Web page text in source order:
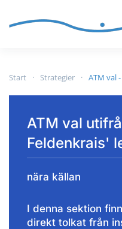
Skip to main
Start Strategier ATM val
ATM val
Feldenkrais'
nära källan
I denna sektion
direkt tolkat från